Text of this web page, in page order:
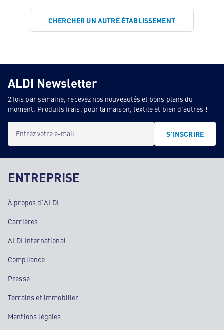
CHERCHER UN AUTRE ÉTABLISSEMENT
ALDI Newsletter
2 fois par semaine, recevez nos nouveautés et bons plans du
moment. Produits frais, pour la maison, textile et bien d'autres !
Entrez votre e-mail S'INSCRIRE
ENTREPRISE
À propos d'ALDI
Carrières
ALDI International
Compliance
Presse
Terrains et immobilier
Mentions légales